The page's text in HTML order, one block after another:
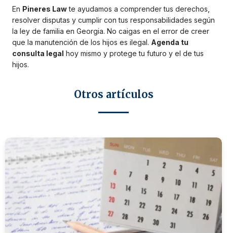
En Pineres Lawte ayudamos a comprender tus derechos,
resolver disputas y cumplir con tus responsabilidades según
la ley de familia en Georgia. No caigas en el error de creer
que la manutención de los hijos es ilegal. Agenda tu
consulta legal hoy mismo y protege tu futuro y el de tus
hijos.
Otros artículos